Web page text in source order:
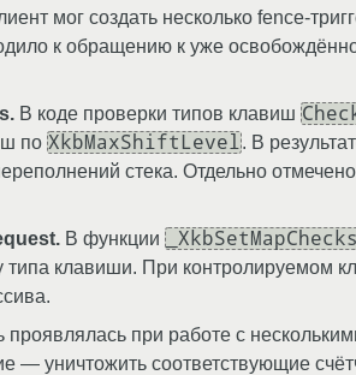
мог создать несколько fence-
к обращению к уже
В коде проверки типов клавиш
по XkbMaxShiftLevel. В
стека. Отдельно
В функции
клавиши. При контролируемом
проявлялась при работе с
— уничтожить соответствующие